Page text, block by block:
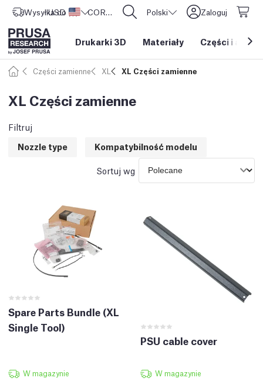
Wysyłka do Stany Zjednoczone
USD ($) CORE One L: Już w sprzedaży! Polski Zaloguj
Drukarki 3D Materiały Części i
Części zamienne XL XL Części zamienne
XL Części zamienne
Filtruj
Nozzle type
Kompatybilność modelu
Sortuj wg
Spare Parts Bundle (XL
Single Tool)
W magazynie
PSU cable cover
W magazynie